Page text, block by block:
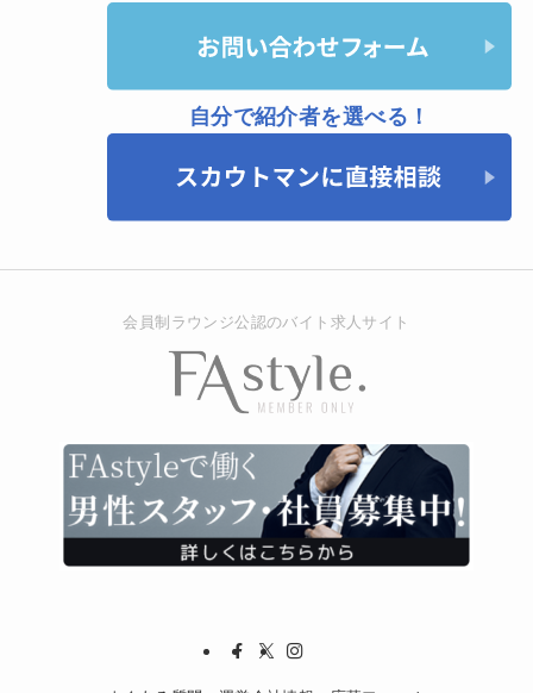
自分で紹介者を選べる！
会員制ラウンジ公認のバイト求人サイト